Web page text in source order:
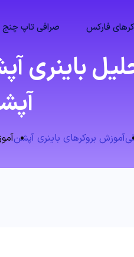
فارکس صرافی تاپ چنج
باینری
آموزش بروکرهای باینری آپشن